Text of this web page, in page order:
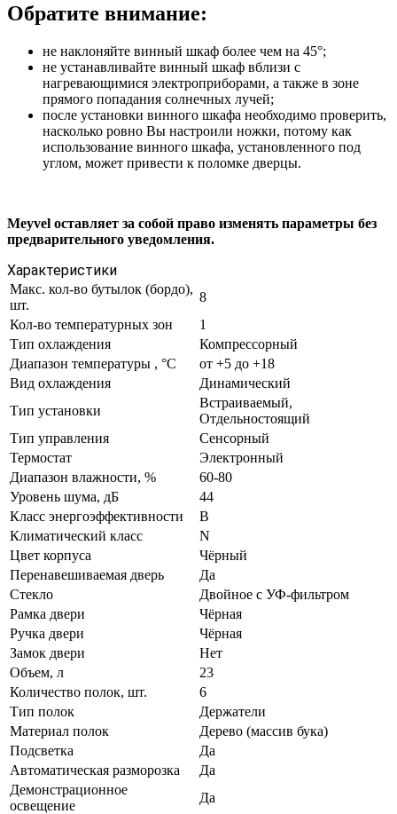
Обратите внимание:
не наклоняйте винный шкаф более чем на 45°;
не устанавливайте винный шкаф вблизи с
нагревающимися электроприборами, а также в зоне
прямого попадания солнечных лучей;
после установки винного шкафа необходимо проверить,
насколько ровно Вы настроили ножки, потому как
использование винного шкафа, установленного под
углом, может привести к поломке дверцы.
Meyvel оставляет за собой право изменять параметры без
предварительного уведомления.
Характеристики
Макс. кол-во бутылок (бордо),
шт.
8
Кол-во температурных зон
1
Тип охлаждения
Компрессорный
Диапазон температуры , °C
от +5 до +18
Вид охлаждения
Динамический
Тип установки
Встраиваемый,
Отдельностоящий
Тип управления
Сенсорный
Термостат
Электронный
Диапазон влажности, %
60-80
Уровень шума, дБ
44
Класс энергоэффективности
B
Климатический класс
N
Цвет корпуса
Чёрный
Перенавешиваемая дверь
Да
Стекло
Двойное с УФ-фильтром
Рамка двери
Чёрная
Ручка двери
Чёрная
Замок двери
Нет
Объем, л
23
Количество полок, шт.
6
Тип полок
Держатели
Материал полок
Дерево (массив бука)
Подсветка
Да
Автоматическая разморозка
Да
Демонстрационное
освещение
Да